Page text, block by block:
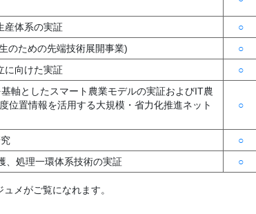
産体系の実証
○
のための先端技術展開事業)
○
に向けた実証
○
軸としたスマート農業モデルの実証およびIT農
位置情報を活用する大規模・省力化推進ネット
○
○
、処理一環体系技術の実証
○
メがご覧になれます。